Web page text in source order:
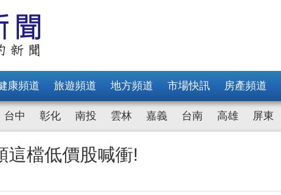
康頻道 旅遊頻道 地方頻道 市場快訊 房產頻道
台中 彰化 南投 雲林 嘉義 台南 高雄 屏東
這檔低價股喊衝!